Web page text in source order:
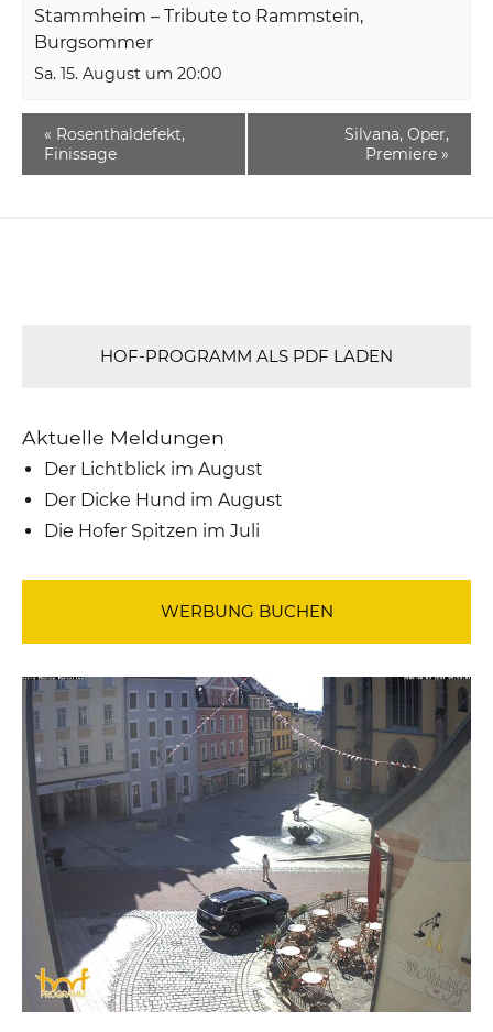
Stammheim – Tribute to Rammstein,
Burgsommer
Sa. 15. August um 20:00
« Rosenthaldefekt,
Finissage
Silvana, Oper,
Premiere »
HOF-PROGRAMM ALS PDF LADEN
Aktuelle Meldungen
Der Lichtblick im August
Der Dicke Hund im August
Die Hofer Spitzen im Juli
WERBUNG BUCHEN